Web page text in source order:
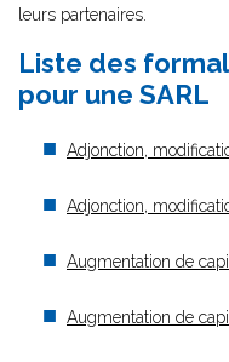
leurs partenaires.
Liste des
pour une SARL
Adjonction,
Adjonction,
Augmentation de
Augmentation de